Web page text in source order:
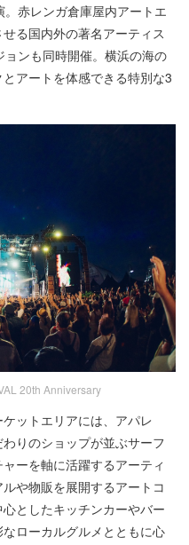
赤レンガ倉庫屋内アートエ
る国内外の著名アーティス
ョンも同時開催。横浜の海の
アートを体感できる特別な3
20th Anniversary
ットエリアには、アパレ
りのショップが並ぶサーフ
ーを軸に活躍するアーティ
や物販を展開するアートコ
としたキッチンカーやバー
ローカルグルメとともに心